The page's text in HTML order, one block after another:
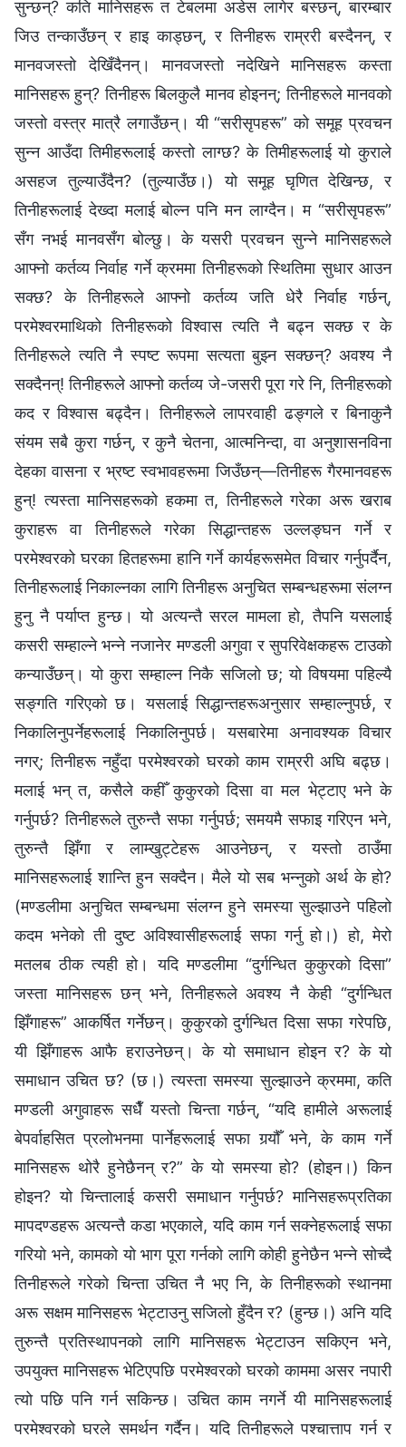
सुन्छन्? कति मानिसहरू त टेबलमा अडेस लागेर बस्छन्, बारम्बार
जिउ तन्काउँछन् र हाइ काड्छन्, र तिनीहरू राम्ररी बस्दैनन्, र
मानवजस्तो देखिँदैनन्। मानवजस्तो नदेखिने मानिसहरू कस्ता
मानिसहरू हुन्? तिनीहरू बिलकुलै मानव होइनन्; तिनीहरूले मानवको
जस्तो वस्‍त्र मात्रै लगाउँछन्। यी “सरीसृपहरू” को समूह प्रवचन
सुन्न आउँदा तिमीहरूलाई कस्तो लाग्छ? के तिमीहरूलाई यो कुराले
असहज तुल्याउँदैन? (तुल्याउँछ।) यो समूह घृणित देखिन्छ, र
तिनीहरूलाई देख्दा मलाई बोल्न पनि मन लाग्दैन। म “सरीसृपहरू”
सँग नभई मानवसँग बोल्छु। के यसरी प्रवचन सुन्‍ने मानिसहरूले
आफ्नो कर्तव्य निर्वाह गर्ने क्रममा तिनीहरूको स्थितिमा सुधार आउन
सक्छ? के तिनीहरूले आफ्नो कर्तव्य जति धेरै निर्वाह गर्छन्,
परमेश्‍वरमाथिको तिनीहरूको विश्‍वास त्यति नै बढ्न सक्छ र के
तिनीहरूले त्यति नै स्पष्ट रूपमा सत्यता बुझ्न सक्छन्? अवश्य नै
सक्दैनन्! तिनीहरूले आफ्नो कर्तव्य जे-जसरी पूरा गरे नि, तिनीहरूको
कद र विश्‍वास बढ्दैन। तिनीहरूले लापरवाही ढङ्गले र बिनाकुनै
संयम सबै कुरा गर्छन्, र कुनै चेतना, आत्मनिन्दा, वा अनुशासनविना
देहका वासना र भ्रष्ट स्वभावहरूमा जिउँछन्—तिनीहरू गैरमानवहरू
हुन्! त्यस्ता मानिसहरूको हकमा त, तिनीहरूले गरेका अरू खराब
कुराहरू वा तिनीहरूले गरेका सिद्धान्तहरू उल्लङ्घन गर्ने र
परमेश्‍वरको घरका हितहरूमा हानि गर्ने कार्यहरूसमेत विचार गर्नुपर्दैन,
तिनीहरूलाई निकाल्‍नका लागि तिनीहरू अनुचित सम्बन्धहरूमा संलग्‍न
हुनु नै पर्याप्त हुन्छ। यो अत्यन्तै सरल मामला हो, तैपनि यसलाई
कसरी सम्हाल्ने भन्‍ने नजानेर मण्डली अगुवा र सुपरिवेक्षकहरू टाउको
कन्याउँछन्। यो कुरा सम्हाल्न निकै सजिलो छ; यो विषयमा पहिल्यै
सङ्गति गरिएको छ। यसलाई सिद्धान्तहरूअनुसार सम्हाल्नुपर्छ, र
निकालिनुपर्नेहरूलाई निकालिनुपर्छ। यसबारेमा अनावश्यक विचार
नगर्; तिनीहरू नहुँदा परमेश्‍वरको घरको काम राम्ररी अघि बढ्छ।
मलाई भन् त, कसैले कहीँ कुकुरको दिसा वा मल भेट्टाए भने के
गर्नुपर्छ? तिनीहरूले तुरुन्तै सफा गर्नुपर्छ; समयमै सफाइ गरिएन भने,
तुरुन्तै झिँगा र लाम्खुट्टेहरू आउनेछन्, र यस्तो ठाउँमा
मानिसहरूलाई शान्ति हुन सक्दैन। मैले यो सब भन्‍नुको अर्थ के हो?
(मण्डलीमा अनुचित सम्बन्धमा संलग्‍न हुने समस्या सुल्झाउने पहिलो
कदम भनेको ती दुष्ट अविश्‍वासीहरूलाई सफा गर्नु हो।) हो, मेरो
मतलब ठीक त्यही हो। यदि मण्डलीमा “दुर्गन्धित कुकुरको दिसा”
जस्ता मानिसहरू छन् भने, तिनीहरूले अवश्य नै केही “दुर्गन्धित
झिँगाहरू” आकर्षित गर्नेछन्। कुकुरको दुर्गन्धित दिसा सफा गरेपछि,
यी झिँगाहरू आफै हराउनेछन्। के यो समाधान होइन र? के यो
समाधान उचित छ? (छ।) त्यस्ता समस्या सुल्झाउने क्रममा, कति
मण्डली अगुवाहरू सधैँ यस्तो चिन्ता गर्छन्, “यदि हामीले अरूलाई
बेपर्वाहसित प्रलोभनमा पार्नेहरूलाई सफा गर्‍यौँ भने, के काम गर्ने
मानिसहरू थोरै हुनेछैनन् र?” के यो समस्या हो? (होइन।) किन
होइन? यो चिन्तालाई कसरी समाधान गर्नुपर्छ? मानिसहरूप्रतिका
मापदण्डहरू अत्यन्तै कडा भएकाले, यदि काम गर्न सक्‍नेहरूलाई सफा
गरियो भने, कामको यो भाग पूरा गर्नको लागि कोही हुनेछैन भन्‍ने सोच्दै
तिनीहरूले गरेको चिन्ता उचित नै भए नि, के तिनीहरूको स्थानमा
अरू सक्षम मानिसहरू भेट्टाउनु सजिलो हुँदैन र? (हुन्छ।) अनि यदि
तुरुन्तै प्रतिस्थापनको लागि मानिसहरू भेट्टाउन सकिएन भने,
उपयुक्त मानिसहरू भेटिएपछि परमेश्‍वरको घरको काममा असर नपारी
त्यो पछि पनि गर्न सकिन्छ। उचित काम नगर्ने यी मानिसहरूलाई
परमेश्‍वरको घरले समर्थन गर्दैन। यदि तिनीहरूले पश्‍चात्ताप गर्न र